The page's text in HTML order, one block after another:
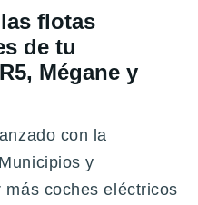
flotas
de tu
Mégane y
con la
y
coches eléctricos